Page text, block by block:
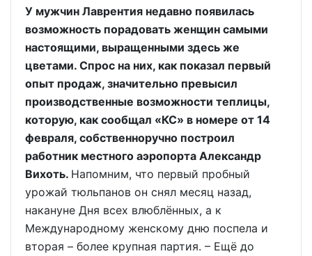
У мужчин Лаврентия недавно появилась
возможность порадовать женщин самыми
настоящими, выращенными здесь же
цветами. Спрос на них, как показал первый
опыт продаж, значительно превысил
производственные возможности теплицы,
которую, как сообщал «КС» в номере от 14
февраля, собственноручно построил
работник местного аэропорта Александр
Вихоть. Напомним, что первый пробный
урожай тюльпанов он снял месяц назад,
накануне Дня всех влюблённых, а к
Международному женскому дню поспела и
вторая – более крупная партия. – Ещё до